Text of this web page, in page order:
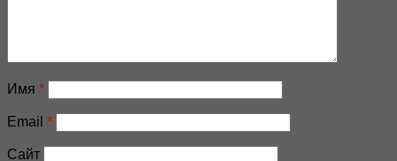
Имя *
Email *
Сайт